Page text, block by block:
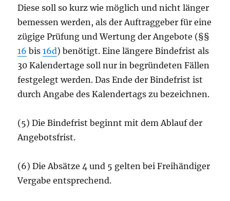
Diese soll so kurz wie möglich und nicht länger
bemessen werden, als der Auftraggeber für eine
zügige Prüfung und Wertung der Angebote (§§
16 bis16d) benötigt. Eine längere Bindefrist als
30 Kalendertage soll nur in begründeten Fällen
festgelegt werden. Das Ende der Bindefrist ist
durch Angabe des Kalendertags zu bezeichnen.
(5) Die Bindefrist beginnt mit dem Ablauf der
Angebotsfrist.
(6) Die Absätze 4 und 5 gelten bei Freihändiger
Vergabe entsprechend.